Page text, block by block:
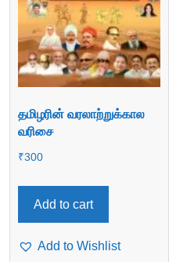
தமிழரின் வரலாற்றுக்கால
வரிசை
₹300
Add to cart
Add to Wishlist